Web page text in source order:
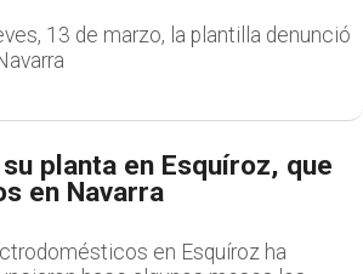
13 de marzo, la plantilla denunció
planta en Esquíroz, que
en Navarra
en Esquíroz ha